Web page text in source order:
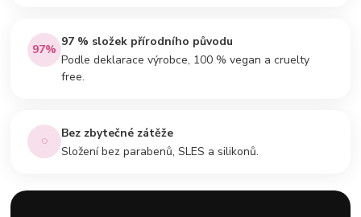
97%
97 % složek přírodního původu
Podle deklarace výrobce, 100 % vegan a cruelty
free.
◌
Bez zbytečné zátěže
Složení bez parabenů, SLES a silikonů.
“